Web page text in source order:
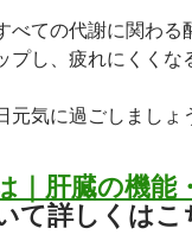
べての代謝に関わる
プし、疲れにくくな
元気に過ごしましょ
｜肝臓の機能
て詳しくはこ